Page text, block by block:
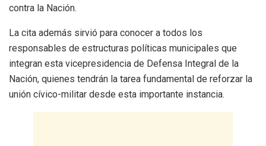
contra la Nación.
La cita además sirvió para conocer a todos los
responsables de estructuras políticas municipales que
integran esta vicepresidencia de Defensa Integral de la
Nación, quienes tendrán la tarea fundamental de reforzar la
unión cívico-militar desde esta importante instancia.